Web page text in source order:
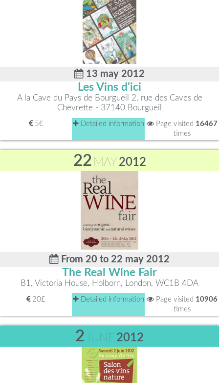
13 may 2012
Les Vins d'ici
A la Cave du Pays de Bourgueil 2, rue des Caves de
Chevrette - 37140 Bourgueil
5€ Detailed information Page visited 16467
times
22 MAY 2012
From 20 to 22 may 2012
The Real Wine Fair
B1, Victoria House, Holborn, London, WC1B 4DA
20£ Detailed information Page visited 10906
times
2 JUNE 2012